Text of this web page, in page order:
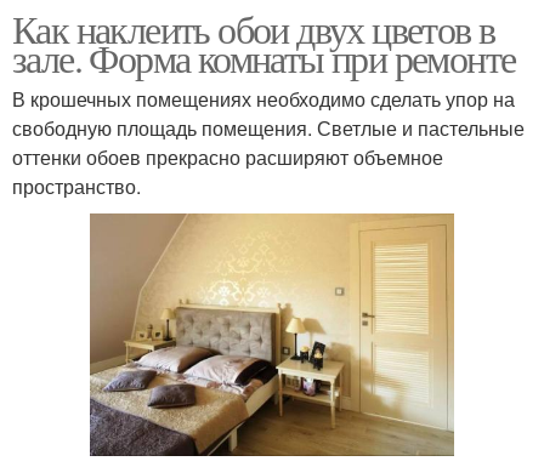
Как наклеить обои двух цветов в
зале. Форма комнаты при ремонте
В крошечных помещениях необходимо сделать упор на
свободную площадь помещения. Светлые и пастельные
оттенки обоев прекрасно расширяют объемное
пространство.